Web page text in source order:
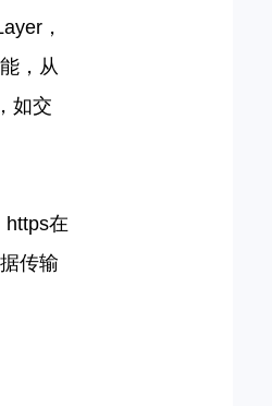
，
，从
如交
https在
传输